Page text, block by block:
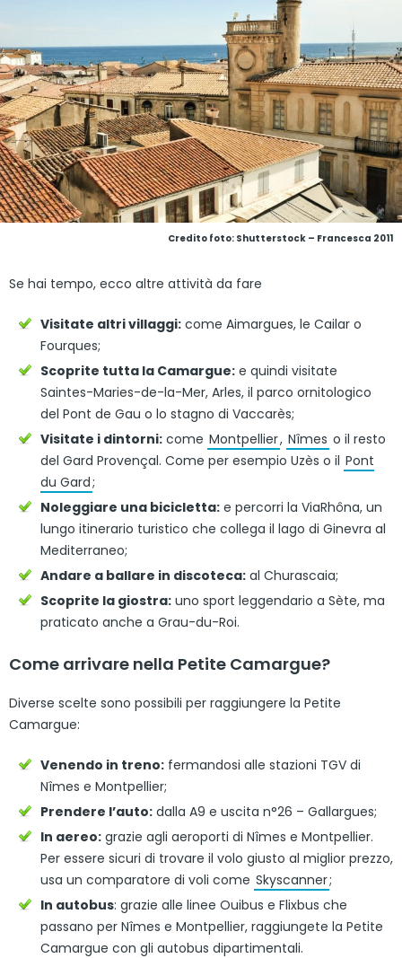
Credito foto: Shutterstock – Francesca 2011
Se hai tempo, ecco altre attività da fare
Visitate altri villaggi: come Aimargues, le Cailar o
Fourques;
Scoprite tutta la Camargue: e quindi visitate
Saintes-Maries-de-la-Mer, Arles, il parco ornitologico
del Pont de Gau o lo stagno di Vaccarès;
Visitate i dintorni: come Montpellier, Nîmes o il resto
del Gard Provençal. Come per esempio Uzès o il Pont
du Gard;
Noleggiare una bicicletta: e percorri la ViaRhôna, un
lungo itinerario turistico che collega il lago di Ginevra al
Mediterraneo;
Andare a ballare in discoteca: al Churascaia;
Scoprite la giostra: uno sport leggendario a Sète, ma
praticato anche a Grau-du-Roi.
Come arrivare nella Petite Camargue?
Diverse scelte sono possibili per raggiungere la Petite
Camargue:
Venendo in treno: fermandosi alle stazioni TGV di
Nîmes e Montpellier;
Prendere l’auto: dalla A9 e uscita n°26 – Gallargues;
In aereo: grazie agli aeroporti di Nîmes e Montpellier.
Per essere sicuri di trovare il volo giusto al miglior prezzo,
usa un comparatore di voli come Skyscanner;
In autobus: grazie alle linee Ouibus e Flixbus che
passano per Nîmes e Montpellier, raggiungete la Petite
Camargue con gli autobus dipartimentali.